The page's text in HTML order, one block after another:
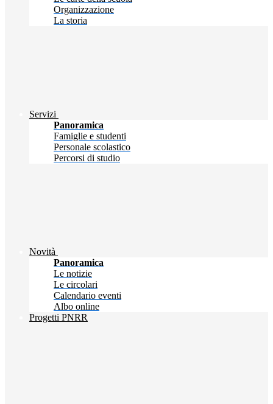
Organizzazione
La storia
Servizi
Panoramica
Famiglie e studenti
Personale scolastico
Percorsi di studio
Novità
Panoramica
Le notizie
Le circolari
Calendario eventi
Albo online
Progetti PNRR